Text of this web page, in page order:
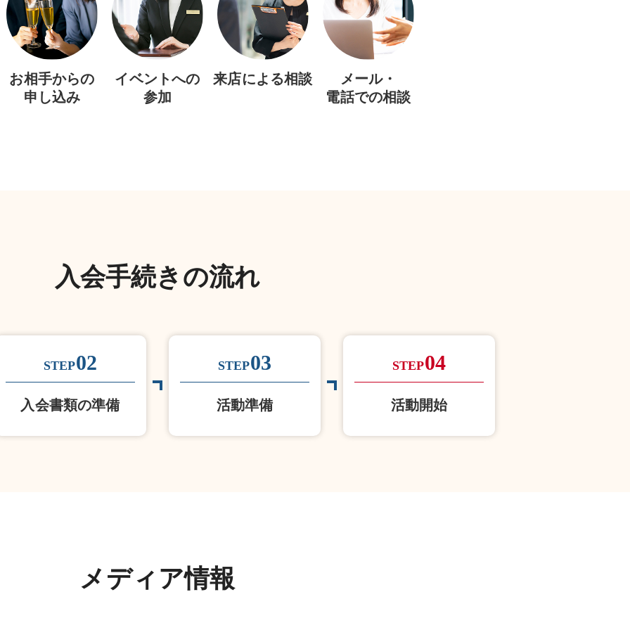
お相手からの
申し込み
イベントへの
参加
来店による相談
メール・
電話での相談
入会手続きの流れ
STEP02
入会書類の準備
STEP03
活動準備
STEP04
活動開始
メディア情報